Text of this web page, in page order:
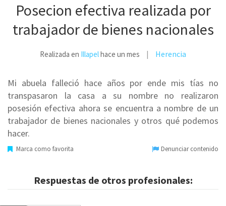
Posecion efectiva realizada por
trabajador de bienes nacionales
Realizada en Illapelhace un mes Herencia
Mi abuela falleció hace años por ende mis tías no
transpasaron la casa a su nombre no realizaron
posesión efectiva ahora se encuentra a nombre de un
trabajador de bienes nacionales y otros qué podemos
hacer.
Marca como favorita Denunciar contenido
Respuestas de otros profesionales: